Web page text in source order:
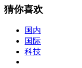
猜你喜欢
国内
国际
科技